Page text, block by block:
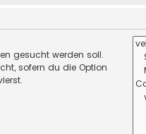
gesucht werden soll.
sofern du die Option